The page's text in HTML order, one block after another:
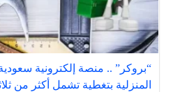
“بروكر” .. منصة إلكترونية
المنزلية بتغطية تشمل أكثر من